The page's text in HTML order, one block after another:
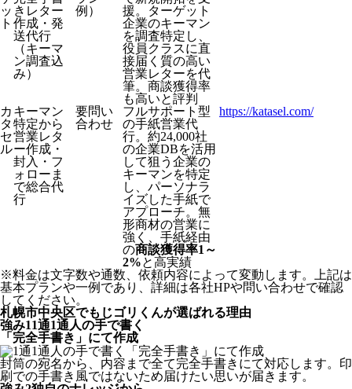
ッ
ト
きレター
作成・発
送代行
（キーマ
ン調査込
み）
例）
援。ターゲット
企業のキーマン
を調査特定し、
役員クラスに直
接届く質の高い
営業レターを代
筆。商談獲得率
も高いと評判
カ
タ
セ
ル
キーマン
特定から
営業レタ
ー作成・
封入・フ
ォローま
で総合代
行
要問い
合わせ
フルサポート型
の手紙営業代
行。約24,000社
の企業DBを活用
して狙う企業の
キーマンを特定
し、パーソナラ
イズした手紙で
アプローチ。無
形商材の営業に
強く、手紙経由
の商談獲得率1～
2%と高実績
https://katasel.com/
※料金は文字数や通数、依頼内容によって変動します。上記は
基本プランや一例であり、詳細は各社HPや問い合わせで確認
してください。​
札幌市中央区でもじゴリくんが選ばれる理由
強み11通1通人の手で書く
「完全手書き」にて作成
封筒の宛名から、内容まで全て完全手書きにて対応します。印
刷での手書き風ではないため届けたい思いが届きます。